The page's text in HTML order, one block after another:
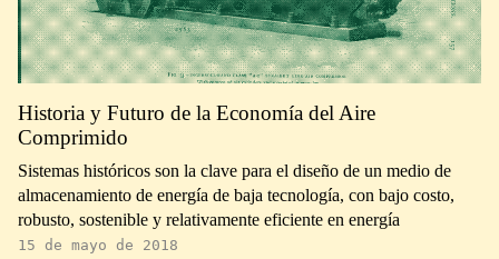
Historia y Futuro de la Economía del Aire
Comprimido
Sistemas históricos son la clave para el diseño de un medio de
almacenamiento de energía de baja tecnología, con bajo costo,
robusto, sostenible y relativamente eficiente en energía
15 de mayo de 2018